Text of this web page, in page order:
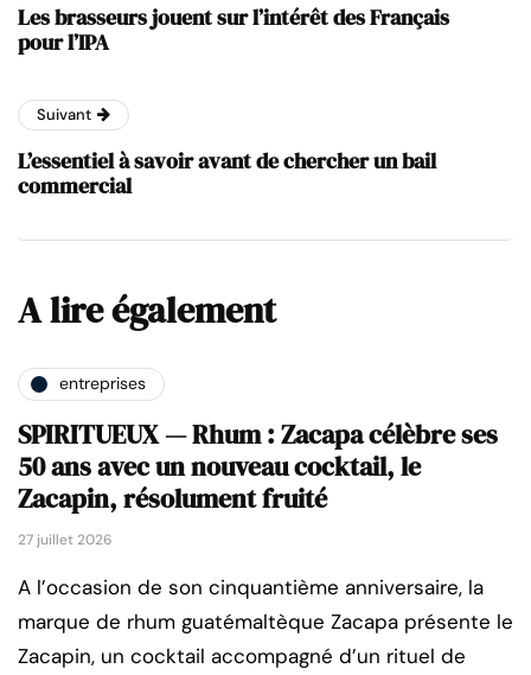
Les brasseurs jouent sur l’intérêt des Français
pour l’IPA
Suivant
L’essentiel à savoir avant de chercher un bail
commercial
A lire également
entreprises
SPIRITUEUX — Rhum : Zacapa célèbre ses
50 ans avec un nouveau cocktail, le
Zacapin, résolument fruité
27 juillet 2026
A l’occasion de son cinquantième anniversaire, la
marque de rhum guatémaltèque Zacapa présente le
Zacapin, un cocktail accompagné d’un rituel de